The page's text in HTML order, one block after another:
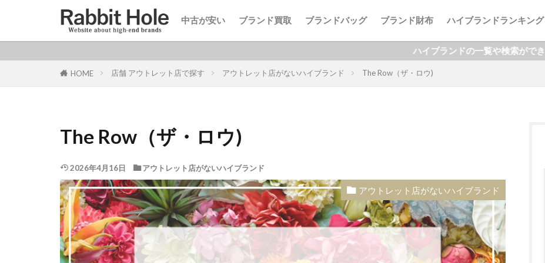
中古が安い ブランド買取 ブランドバッグ ブランド財布 ハイブランドランキング
ハイブランドの一覧や検索ができます！
HOME 店舗 アウトレット店で探す アウトレット店がないハイブランド The Row（ザ・ロウ)
The Row（ザ・ロウ)
2026年4月16日 アウトレット店がないハイブランド
アウトレット店がないハイブランド